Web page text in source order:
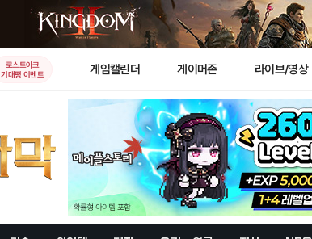
로스트아크
기대평 이벤트
게임캘린더 게이머존 라이브/영상